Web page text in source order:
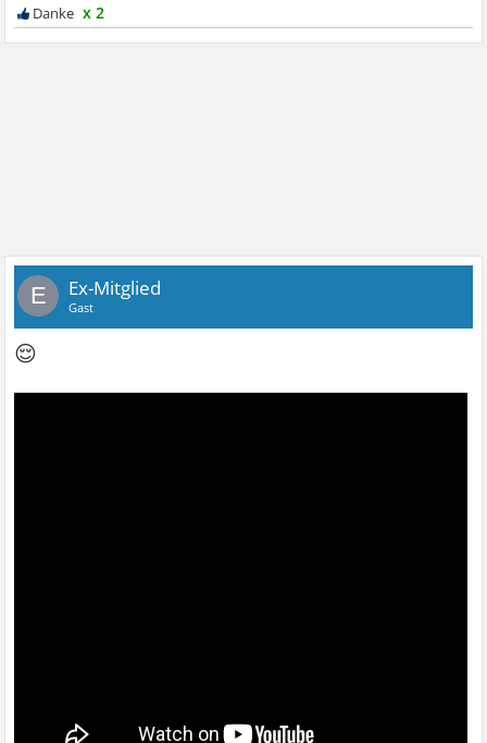
x 2
E Ex-Mitglied
Gast
😌